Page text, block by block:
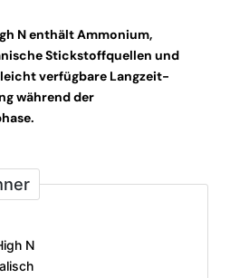
N enthält Ammonium,
Stickstoffquellen und
verfügbare Langzeit-
während der
N